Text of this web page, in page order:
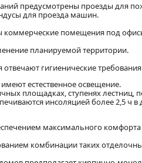
предусмотрены проезды
для проезда машин.
коммерческие помещения под
планируемой территории.
отвечают гигиенические
естественное освещение.
площадках, ступенях лестниц,
инсоляцией более 2,5 ч в
максимального
комбинации таких